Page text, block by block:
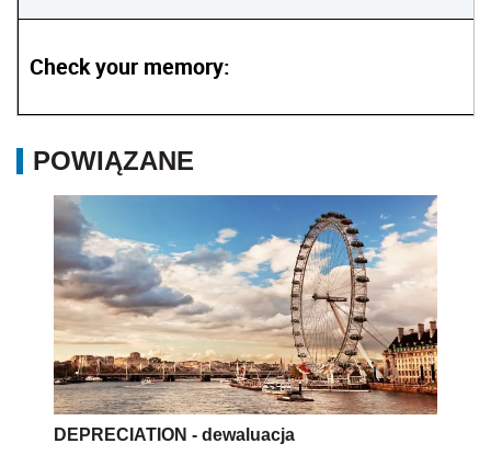
Check your memory:
POWIĄZANE
DEPRECIATION - dewaluacja